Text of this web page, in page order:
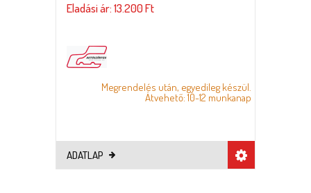
Eladási ár: 13.200 Ft
Megrendelés után, egyedileg készül.
Átvehető: 10-12 munkanap
ADATLAP